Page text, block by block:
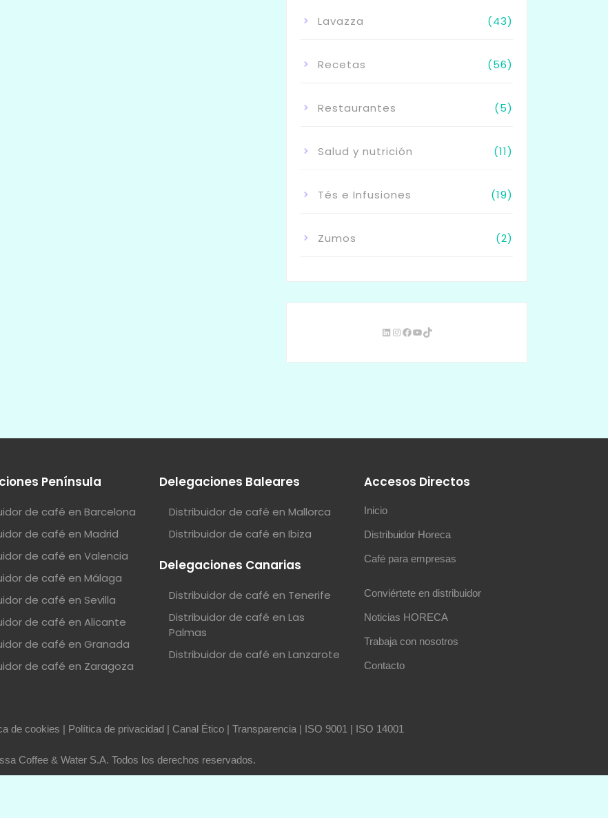
Lavazza (43)
Recetas (56)
Restaurantes (5)
Salud y nutrición (11)
Tés e Infusiones (19)
Zumos (2)
Península
de café en Barcelona
de café en Madrid
de café en Valencia
de café en Málaga
de café en Sevilla
de café en Alicante
de café en Granada
de café en Zaragoza
Delegaciones Baleares
Distribuidor de café en Mallorca
Distribuidor de café en Ibiza
Delegaciones Canarias
Distribuidor de café en Tenerife
Distribuidor de café en Las
Palmas
Distribuidor de café en Lanzarote
Accesos Directos
Inicio
Distribuidor Horeca
Café para empresas
Conviértete en distribuidor
Noticias HORECA
Trabaja con nosotros
Contacto
de cookies | Política de privacidad| Canal Ético| Transparencia| ISO 9001 | ISO 14001
Coffee & Water S.A. Todos los derechos reservados.